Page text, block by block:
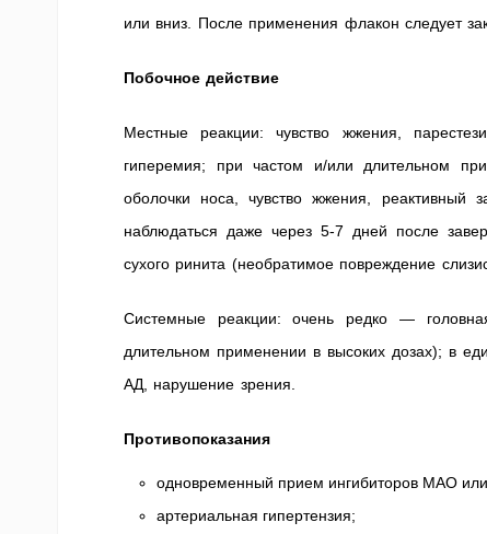
или вниз. После применения флакон следует
Побочное действие
Местные реакции: чувство жжения,
гиперемия; при частом и/или длительном
оболочки носа, чувство жжения, реактивный
наблюдаться даже через 5-7 дней после
сухого ринита (необратимое повреждение
Системные реакции: очень редко —
длительном применении в высоких дозах); в
АД, нарушение зрения.
Противопоказания
одновременный прием ингибиторов МАО
артериальная гипертензия;